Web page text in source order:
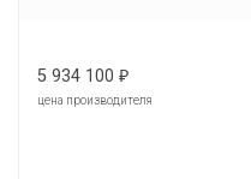
5 934 100 ₽
цена производителя